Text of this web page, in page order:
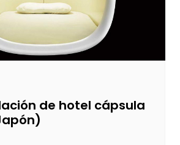
de hotel cápsula